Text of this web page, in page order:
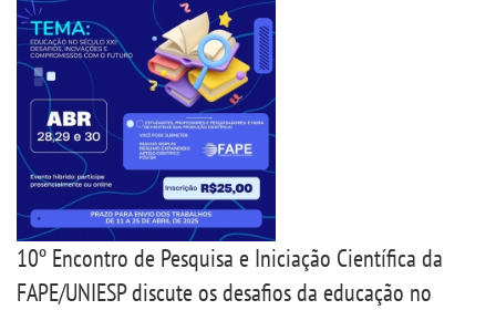
10º Encontro de Pesquisa e Iniciação Científica da
FAPE/UNIESP discute os desafios da educação no